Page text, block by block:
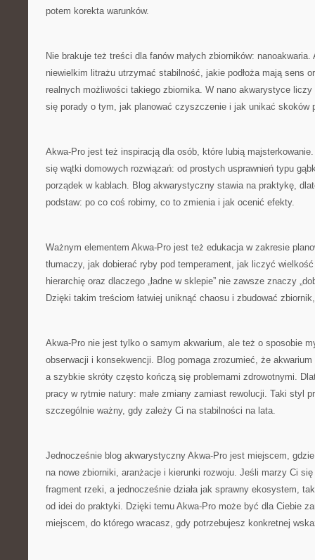
potem korekta warunków.
Nie brakuje też treści dla fanów małych zbiorników:
niewielkim litrażu utrzymać stabilność, jakie podłoża mają sens
realnych możliwości takiego zbiornika. W nano akwarystyce
się porady o tym, jak planować czyszczenie i jak unikać skoków
Akwa-Pro jest też inspiracją dla osób, które lubią
się wątki domowych rozwiązań: od prostych usprawnień typu
porządek w kablach. Blog akwarystyczny stawia na praktykę,
podstaw: po co coś robimy, co to zmienia i jak ocenić efekty.
Ważnym elementem Akwa-Pro jest też edukacja w zakresie
tłumaczy, jak dobierać ryby pod temperament, jak liczyć
hierarchię oraz dlaczego „ładne w sklepie” nie zawsze znaczy
Dzięki takim treściom łatwiej uniknąć chaosu i zbudować
Akwa-Pro nie jest tylko o samym akwarium, ale też o sposobie
obserwacji i konsekwencji. Blog pomaga zrozumieć, że
a szybkie skróty często kończą się problemami zdrowotnymi.
pracy w rytmie natury: małe zmiany zamiast rewolucji. Taki styl
szczególnie ważny, gdy zależy Ci na stabilności na lata.
Jednocześnie blog akwarystyczny Akwa-Pro jest miejscem,
na nowe zbiorniki, aranżacje i kierunki rozwoju. Jeśli marzy Ci
fragment rzeki, a jednocześnie działa jak sprawny ekosystem,
od idei do praktyki. Dzięki temu Akwa-Pro może być dla Ciebie
miejscem, do którego wracasz, gdy potrzebujesz konkretnej